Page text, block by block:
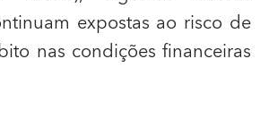
expostas ao risco de
nas condições financeiras